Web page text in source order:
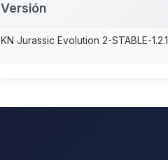
Versión
KN Jurassic Evolution 2-STABLE-1.2.1